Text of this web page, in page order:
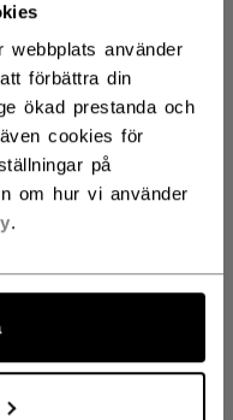
använder
förbättra din
ökad prestanda och
cookies för
på
om hur vi använder
.
STORLEKSGUIDE